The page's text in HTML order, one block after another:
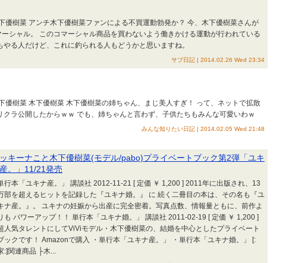
優樹菜 アンチ木下優樹菜ファンによる不買運動勃発か？ 今、木下優樹菜さんが
シャル。 このコマーシャル商品を買わないよう働きかける運動が行われている
やる人だけど、これに釣られる人もどうかと思いますね。
サブ日記 | 2014.02.26 Wed 23:34
優樹菜 木下優樹菜 木下優樹菜の姉ちゃん、まじ美人すぎ！ って、ネットで拡散
クラ公開したからｗｗ でも、姉ちゃんと言わず、子供たちもみんな可愛いわｗ
みんな知りたい日記 | 2014.02.05 Wed 21:48
キーナこと木下優樹菜(モデル/pabo)プライベートブック第2弾「ユキ
。」11/21発売
行本「ユキナ産。」 講談社 2012-11-21 [ 定価 ￥ 1,200 ] 2011年に出版され、13
部を超えるヒットを記録した『ユキナ婚。』 に 続く二冊目の本は、その名も『ユ
ナ産。』。 ユキナの妊娠から出産に完全密着。写真点数、情報量ともに、前作よ
も パワーアップ！！ 単行本「ユキナ婚。」 講談社 2011-02-19 [ 定価 ￥ 1,200 ]
人気タレントにしてViViモデル・木下優樹菜の、結婚を中心としたプライベート
ックです！ Amazonで購入 ・単行本「ユキナ産。」 ・単行本「ユキナ婚。」 [:
:]関連商品 ├木...